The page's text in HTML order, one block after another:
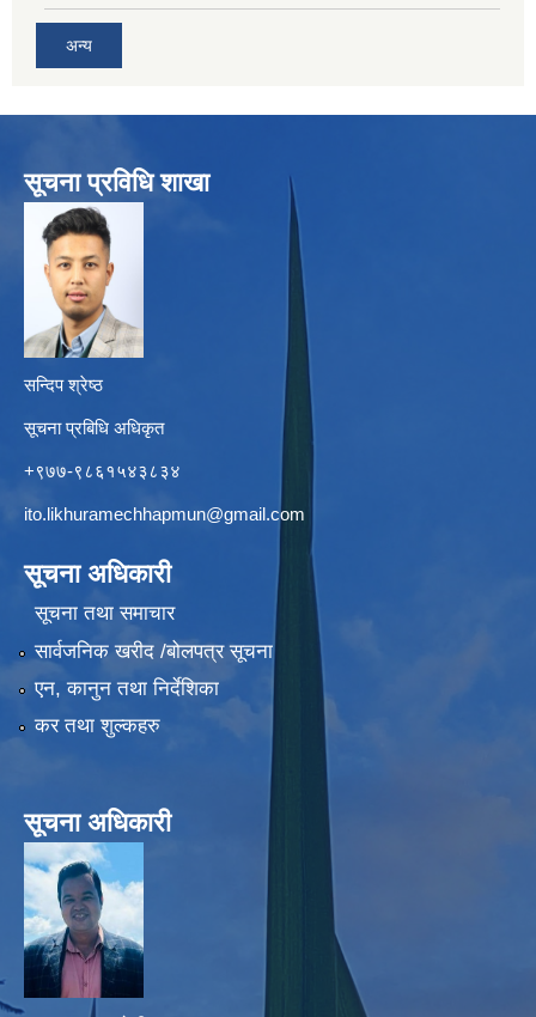
अन्य
सूचना प्रविधि शाखा
सन्दिप श्रेष्ठ
सूचना प्रबिधि अधिकृत
+९७७-९८६१५४३८३४
ito.likhuramechhapmun@gmail.com
सूचना अधिकारी
सूचना तथा समाचार
सार्वजनिक खरीद /बोलपत्र सूचना
एन, कानुन तथा निर्देशिका
कर तथा शुल्कहरु
सूचना अधिकारी